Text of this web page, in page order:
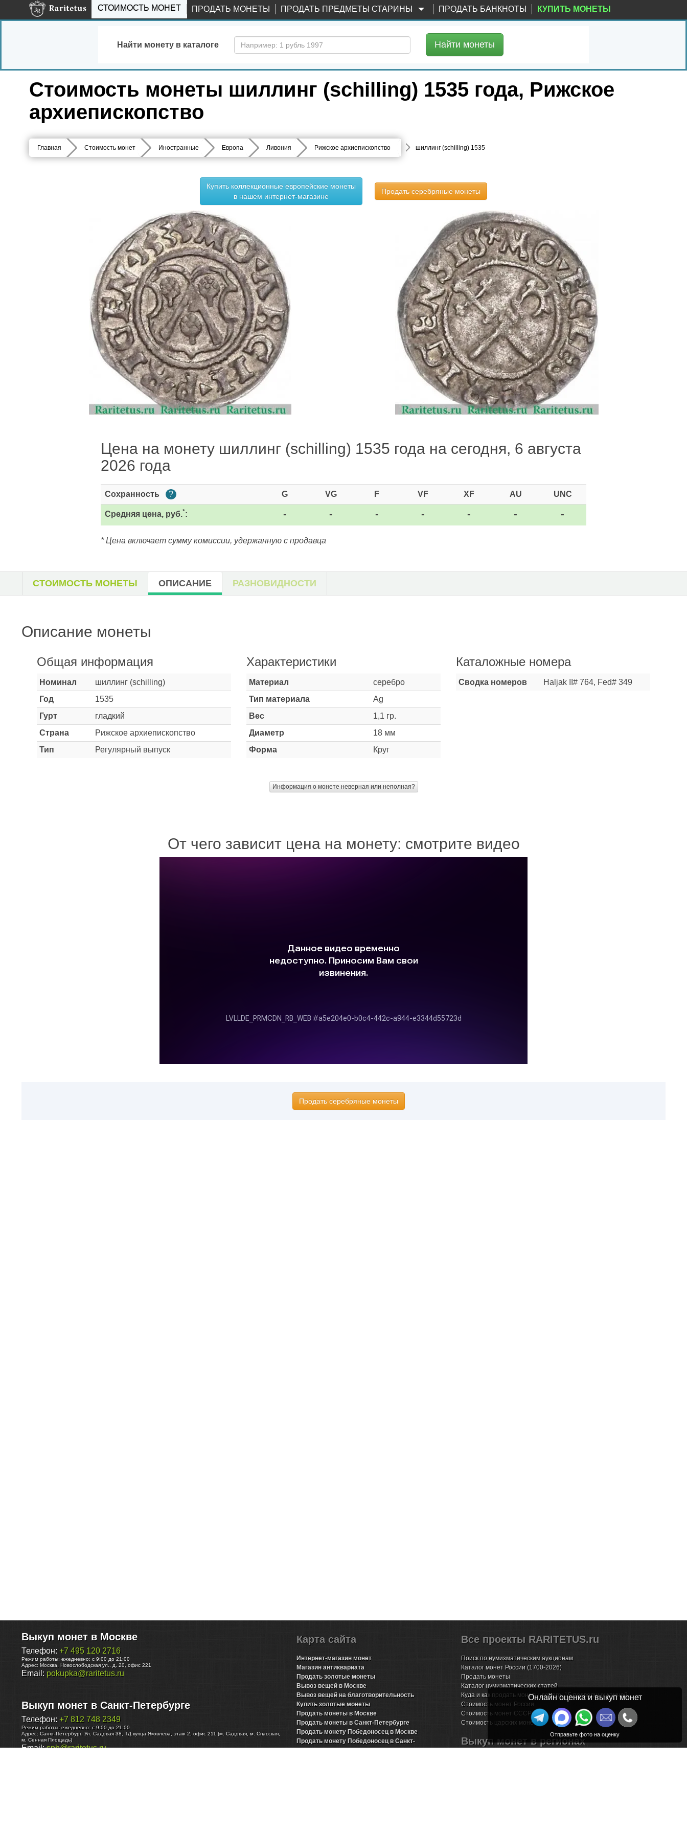
СТОИМОСТЬ МОНЕТ ПРОДАТЬ МОНЕТЫ ПРОДАТЬ ПРЕДМЕТЫ СТАРИНЫ ПРОДАТЬ БАНКНОТЫ КУПИТЬ МОНЕТЫ
Найти монету в каталоге Найти монеты
Стоимость монеты шиллинг (schilling) 1535 года, Рижское
архиепископство
Главная Стоимость монет Иностранные Европа Ливония Рижское архиепископство шиллинг (schilling) 1535
Купить коллекционные европейские монеты
в нашем интернет-магазине
Продать серебряные монеты
Цена на монету шиллинг (schilling) 1535 года на сегодня, 6 августа
2026 года
Сохранность ? G VG F VF XF AU UNC
Средняя цена, руб.*: - - - - - - -
* Цена включает сумму комиссии, удержанную с продавца
СТОИМОСТЬ МОНЕТЫ ОПИСАНИЕ РАЗНОВИДНОСТИ
Описание монеты
Общая информация
Номинал
шиллинг (schilling)
Год
1535
Гурт
гладкий
Страна
Рижское архиепископство
Тип
Регулярный выпуск
Характеристики
Материал
серебро
Тип материала
Ag
Вес
1,1 гр.
Диаметр
18 мм
Форма
Круг
Каталожные номера
Сводка номеров Haljak II# 764, Fed# 349
Информация о монете неверная или неполная?
От чего зависит цена на монету: смотрите видео
Продать серебряные монеты
Выкуп монет в Москве
Телефон: +7 495 120 2716
Режим работы: ежедневно: с 9:00 до 21:00
Адрес: Москва Новослободская ул., д. 20, офис 221
Email: pokupka@raritetus.ru
Выкуп монет в Санкт-Петербурге
Телефон: +7 812 748 2349
Режим работы: ежедневно: с 9:00 до 21:00
Адрес: Санкт-Петербург, Ул. Садовая 38, ТД купца Яковлева, этаж 2, офис 211 (м. Садовая, м. Спасская,
м. Сенная Площадь)
Email:spb@raritetus.ru
Карта сайта
Интернет-магазин монет
Магазин антиквариата
Продать золотые монеты
Вывоз вещей в Москве
Вывоз вещей на благотворительность
Купить золотые монеты
Продать монеты в Москве
Продать монеты в Санкт-Петербурге
Продать монету Победоносец в Москве
Продать монету Победоносец в Санкт-
Все проекты RARITETUS.ru
Поиск по нумизматическим аукционам
Каталог монет России (1700-2026)
Продать монеты
Каталог нумизматических статей
Куда и как продать монеты дорого: 15 подводных камней
Стоимость монет России
Стоимость монет СССР
Стоимость царских монет
Выкуп монет в регионах
Онлайн оценка и выкуп монет